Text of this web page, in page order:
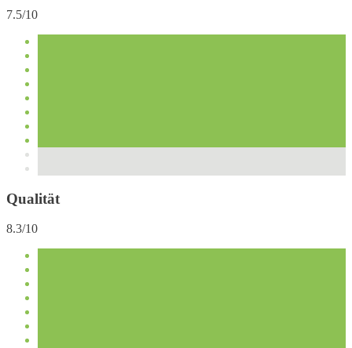
7.5/10
Qualität
8.3/10